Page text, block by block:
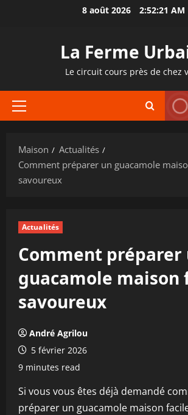
8 août 2026 2:52:22 AM
La Ferme
Le circuit cours près de chez
Menu
Maison
Actualités
Comment préparer un guacamole
savoureux
Actualités
Comment préparer
guacamole maison
savoureux
André Agrilou
5 février 2026
9 minutes read
Si vous vous êtes déjà demandé
préparer un guacamole maison